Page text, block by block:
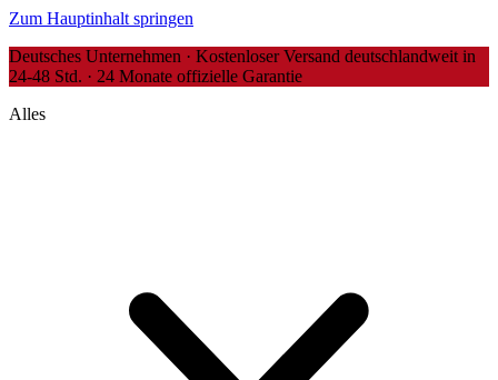
Zum Hauptinhalt springen
Deutsches Unternehmen · Kostenloser Versand deutschlandweit in
24-48 Std. · 24 Monate offizielle Garantie
Alles